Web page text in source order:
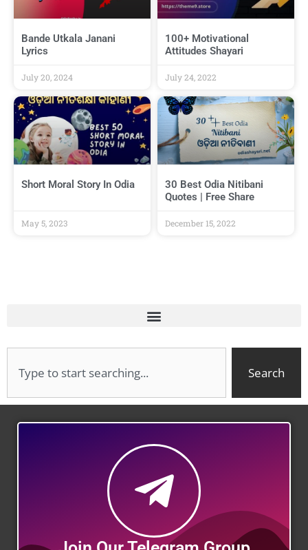
Bande Utkala Janani
Lyrics
July 20, 2024
100+ Motivational
Attitudes Shayari
July 24, 2022
Short Moral Story In Odia
May 5, 2023
30 Best Odia Nitibani
Quotes | Free Share
December 15, 2022
Search